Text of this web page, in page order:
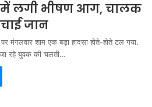
में लगी भीषण आग, चालक
जान
पर मंगलवार शाम एक बड़ा हादसा होते-होते टल गया.
जा रहे युवक की चलती…